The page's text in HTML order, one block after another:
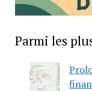
Parmi les